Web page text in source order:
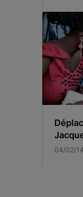
04/02/14